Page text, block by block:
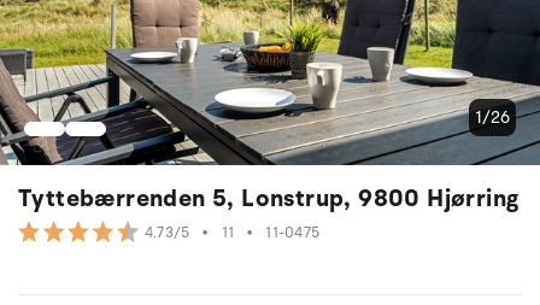
Tyttebærrenden 5, Lonstrup, 9800 Hjørring
4.73/5 • 11 • 11-0475
1/26